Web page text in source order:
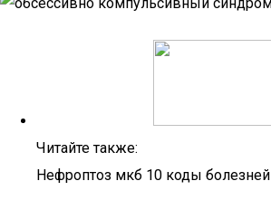
Читайте также:
Нефроптоз мкб 10 коды болезней